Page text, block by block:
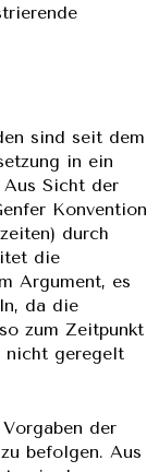
sind seit dem
in ein
Sicht der
Konvention
durch
die
Argument, es
da die
zum Zeitpunkt
nicht geregelt
der
befolgen. Aus